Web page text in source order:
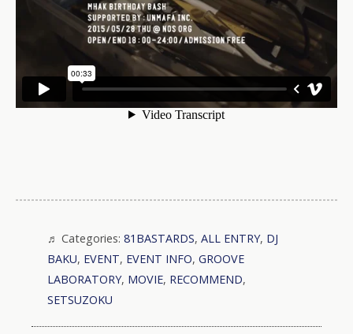
Categories: 81BASTARDS, ALL ENTRY, DJ
BAKU, EVENT, EVENT INFO, GROOVE
LABORATORY, MOVIE, RECOMMEND,
SETSUZOKU